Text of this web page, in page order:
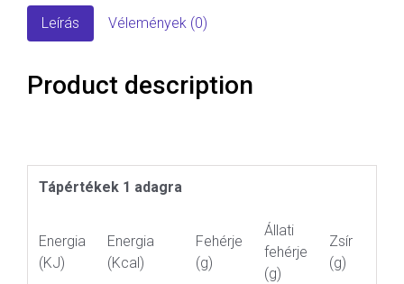
Leírás Vélemények (0)
Product description
Tápértékek 1 adagra
Energia
(KJ)
Energia
(Kcal)
Fehérje
(g)
Állati
fehérje
(g)
Zsír
(g)